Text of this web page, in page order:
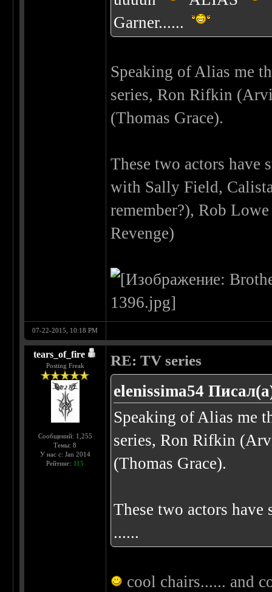
Garner......
Speaking of Alias me
series, Ron Rifkin
(Thomas Grace).
These two actors have
with Sally Field,
remember?), Rob
Revenge)
07-22-2015, 10:18 PM
tears_of_fire
Posting Freak
Сообщений: 1,255
Темы: 8
У нас с: Jan 2014
Рейтинг: 115
RE: TV series
elenissima54
Speaking of Alias me
series, Ron Rifkin
(Thomas Grace).
These two actors have
......
cool chairs...... and